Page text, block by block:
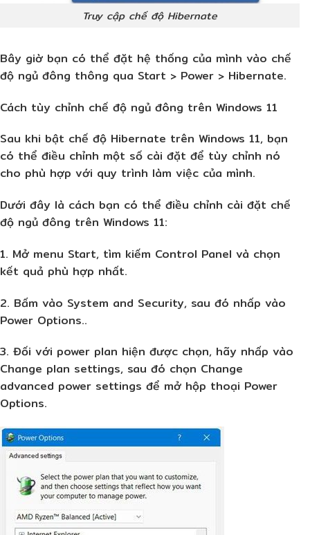
Truy cập chế độ Hibernate
Bây giờ bạn có thể đặt hệ thống của mình vào chế
độ ngủ đông thông qua Start > Power > Hibernate.
Cách tùy chỉnh chế độ ngủ đông trên Windows 11
Sau khi bật chế độ Hibernate trên Windows 11, bạn
có thể điều chỉnh một số cài đặt để tùy chỉnh nó
cho phù hợp với quy trình làm việc của mình.
Dưới đây là cách bạn có thể điều chỉnh cài đặt chế
độ ngủ đông trên Windows 11:
1. Mở menu Start, tìm kiếm Control Panel và chọn
kết quả phù hợp nhất.
2. Bấm vào System and Security, sau đó nhấp vào
Power Options..
3. Đối với power plan hiện được chọn, hãy nhấp vào
Change plan settings, sau đó chọn Change
advanced power settings để mở hộp thoại Power
Options.